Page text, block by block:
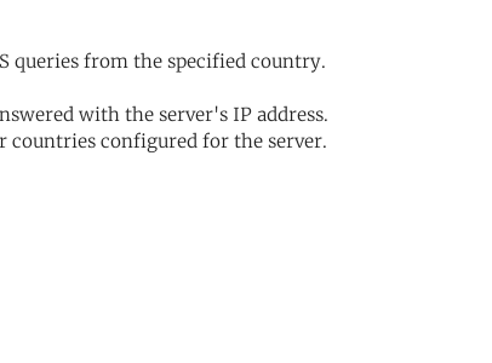
queries from the specified country.
with the server's IP address.
countries configured for the server.